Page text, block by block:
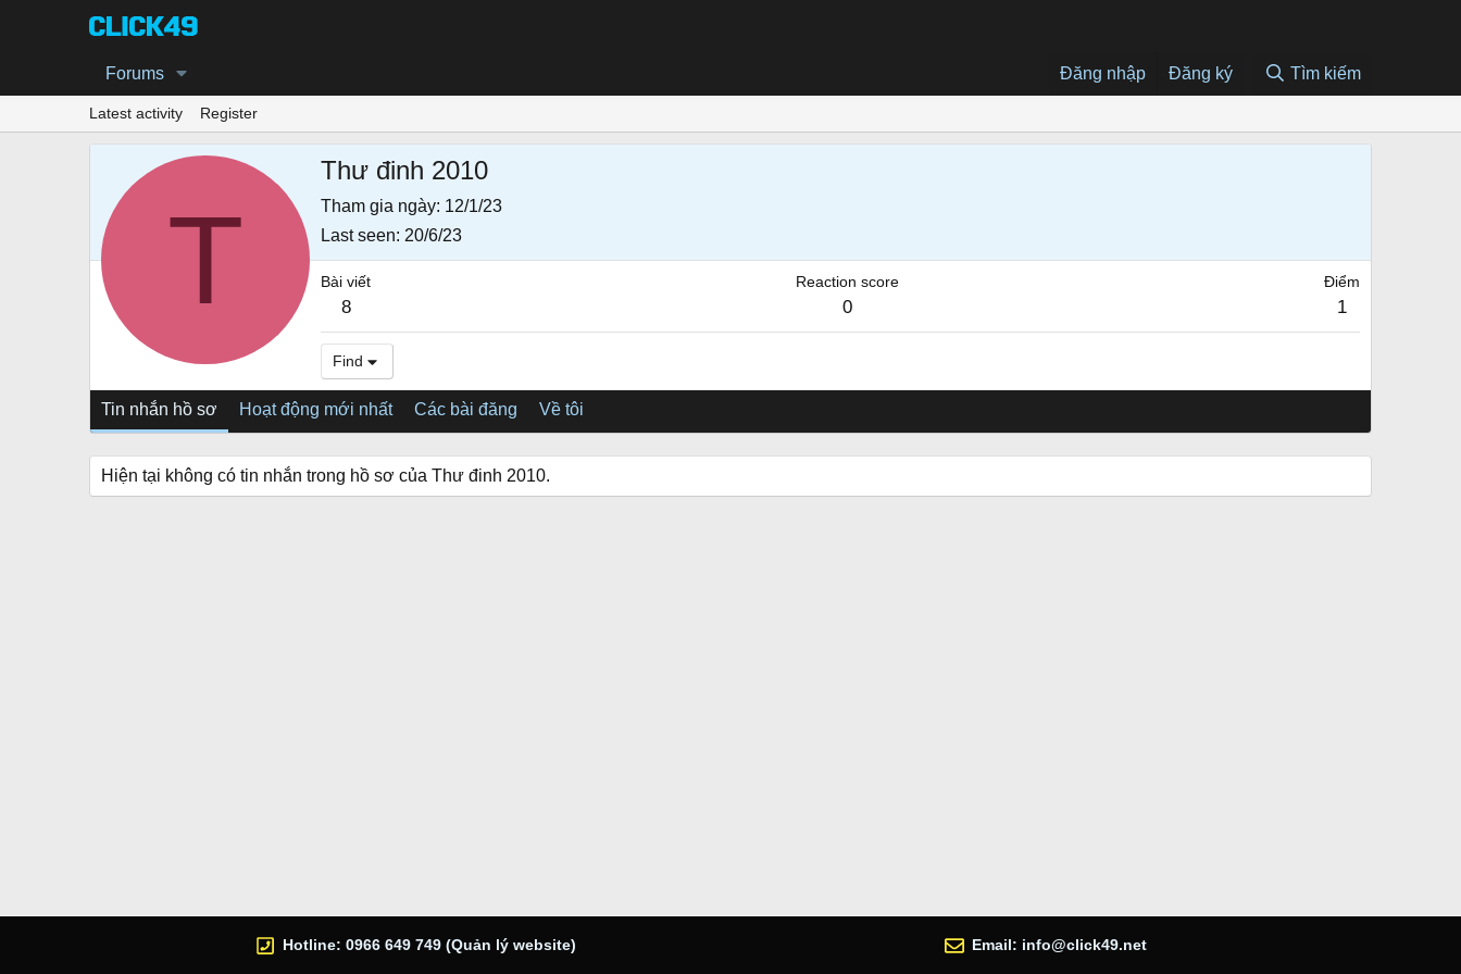
Forums Đăng nhập Đăng ký Tìm kiếm
Latest activity Register
T
Thư đinh 2010
Tham gia ngày 12/1/23
Last seen 20/6/23
Bài viết
8
Reaction score
0
Điểm
1
Find
Tin nhắn hồ sơ Hoạt động mới nhất Các bài đăng Về tôi
Hiện tại không có tin nhắn trong hồ sơ của Thư đinh 2010.
Hotline: 0966 649 749 (Quản lý website) Email: info@click49.net